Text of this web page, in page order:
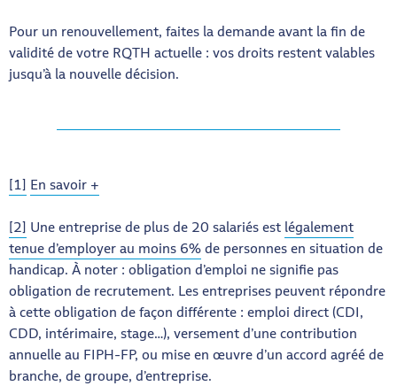
Pour un renouvellement, faites la demande avant la fin de
validité de votre RQTH actuelle : vos droits restent valables
jusqu’à la nouvelle décision.
[1] En savoir +
[2] Une entreprise de plus de 20 salariés est légalement
tenue d’employer au moins 6%de personnes en situation de
handicap. À noter : obligation d’emploi ne signifie pas
obligation de recrutement. Les entreprises peuvent répondre
à cette obligation de façon différente : emploi direct (CDI,
CDD, intérimaire, stage…), versement d’une contribution
annuelle au FIPH-FP, ou mise en œuvre d’un accord agréé de
branche, de groupe, d’entreprise.